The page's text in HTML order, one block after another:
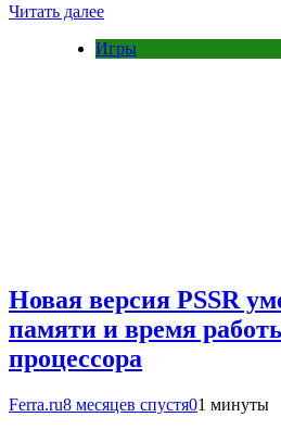
Читать далее
Игры
Новая версия PSSR
памяти и время
процессора
Ferra.ru8 месяцев спустя01 минуты